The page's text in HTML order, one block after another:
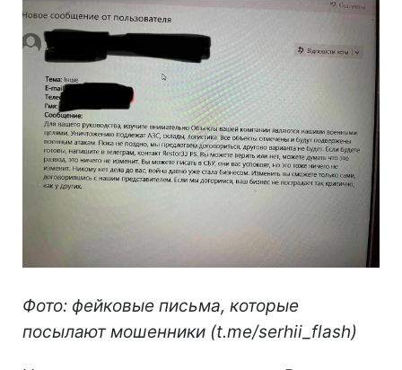
Фото: фейковые письма, которые
посылают мошенники (t.me/serhii_flash)